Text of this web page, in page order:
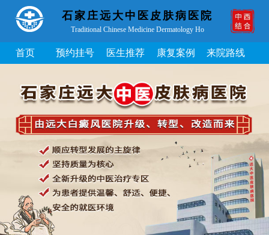
石家庄远大中医皮肤病医院
Traditional Chinese Medicine Dermatology Ho
首页 预约挂号 医生推荐 康复案例 来院路线